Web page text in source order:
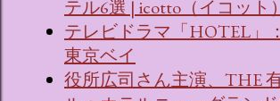
テル6選 | icotto（イコット）
テレビドラマ「HOTEL」
東京ベイ
役所広司さん主演、THE